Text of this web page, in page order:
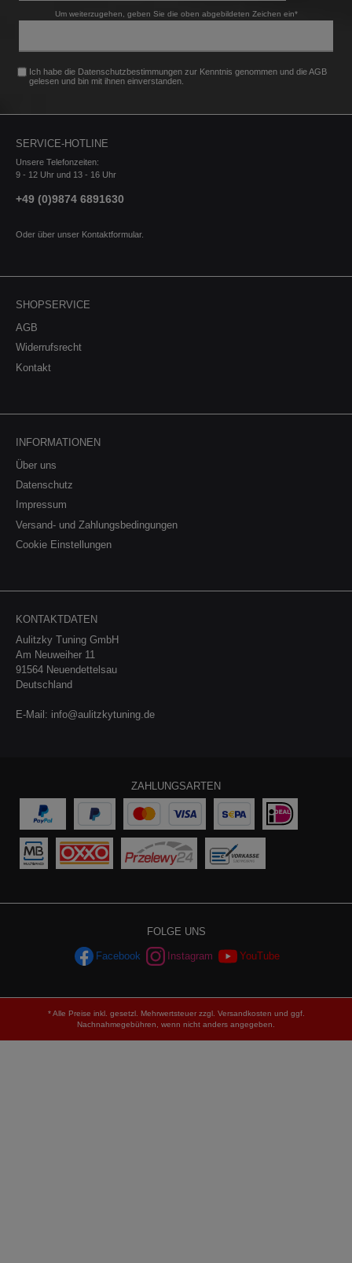
Um weiterzugehen, geben Sie die oben abgebildeten Zeichen ein*
Ich habe die Datenschutzbestimmungen zur Kenntnis genommen und dieAGB
gelesen und bin mit ihnen einverstanden.
SERVICE-HOTLINE
Unsere Telefonzeiten:
9 - 12 Uhr und 13 - 16 Uhr
+49 (0)9874 6891630
Oder über unser Kontaktformular.
SHOPSERVICE
AGB
Widerrufsrecht
Kontakt
INFORMATIONEN
Über uns
Datenschutz
Impressum
Versand- und Zahlungsbedingungen
Cookie Einstellungen
KONTAKTDATEN
Aulitzky Tuning GmbH
Am Neuweiher 11
91564 Neuendettelsau
Deutschland
E-Mail: info@aulitzkytuning.de
ZAHLUNGSARTEN
FOLGE UNS
Facebook Instagram YouTube
* Alle Preise inkl. gesetzl. Mehrwertsteuer zzgl. Versandkosten und ggf.
Nachnahmegebühren, wenn nicht anders angegeben.